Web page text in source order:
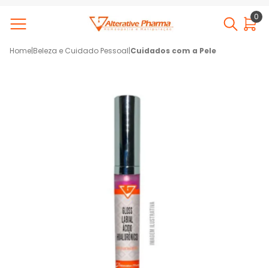
0
Home|Beleza e Cuidado Pessoal|Cuidados com a Pele